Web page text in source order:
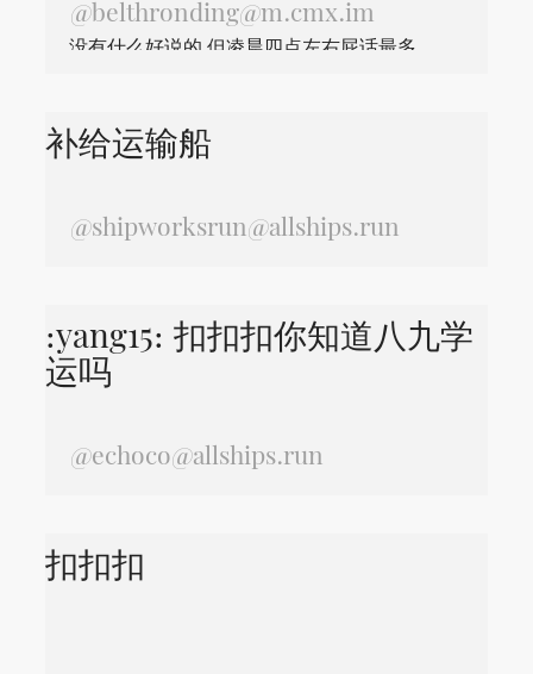
@belthronding@m.cmx.im
没有什么好说的 但凌晨四点左右屁话最多
补给运输船
@shipworksrun@allships.run
:yang15: 扣扣扣你知道八九学
运吗
@echoco@allships.run
扣扣扣